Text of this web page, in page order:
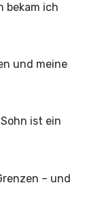
bekam ich
und meine
ist ein
– und